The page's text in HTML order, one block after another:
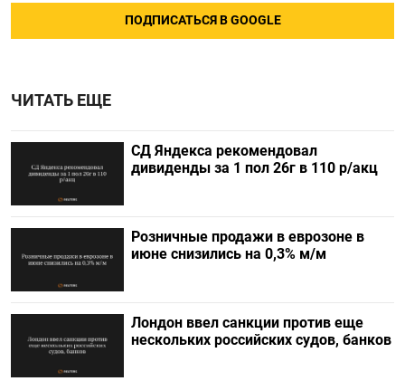
ПОДПИСАТЬСЯ В GOOGLE
ЧИТАТЬ ЕЩЕ
СД Яндекса рекомендовал
дивиденды за 1 пол 26г в 110 р/акц
Розничные продажи в еврозоне в
июне снизились на 0,3% м/м
Лондон ввел санкции против еще
нескольких российских судов, банков